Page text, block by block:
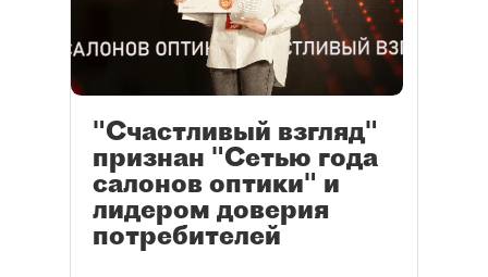
"Счастливый взгляд"
признан "Сетью года
салонов оптики" и
лидером доверия
потребителей